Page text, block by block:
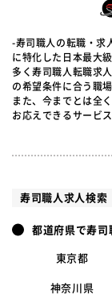
-寿司職人の転職・求
に特化した日本最大
多く寿司職人転職求
の希望条件に合う職
また、今までとは全
お応えできるサービ
寿司職人求人検索
都道府県で寿司
東京都
神奈川県